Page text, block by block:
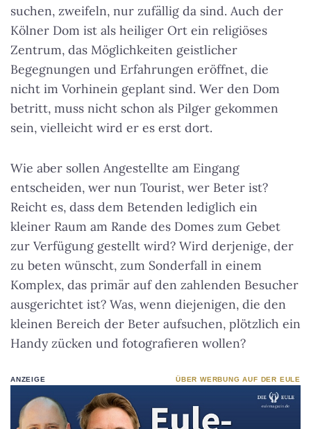
suchen, zweifeln, nur zufällig da sind. Auch der
Kölner Dom ist als heiliger Ort ein religiöses
Zentrum, das Möglichkeiten geistlicher
Begegnungen und Erfahrungen eröffnet, die
nicht im Vorhinein geplant sind. Wer den Dom
betritt, muss nicht schon als Pilger gekommen
sein, vielleicht wird er es erst dort.
Wie aber sollen Angestellte am Eingang
entscheiden, wer nun Tourist, wer Beter ist?
Reicht es, dass dem Betenden lediglich ein
kleiner Raum am Rande des Domes zum Gebet
zur Verfügung gestellt wird? Wird derjenige, der
zu beten wünscht, zum Sonderfall in einem
Komplex, das primär auf den zahlenden Besucher
ausgerichtet ist? Was, wenn diejenigen, die den
kleinen Bereich der Beter aufsuchen, plötzlich ein
Handy zücken und fotografieren wollen?
ANZEIGE ÜBER WERBUNG AUF DER EULE